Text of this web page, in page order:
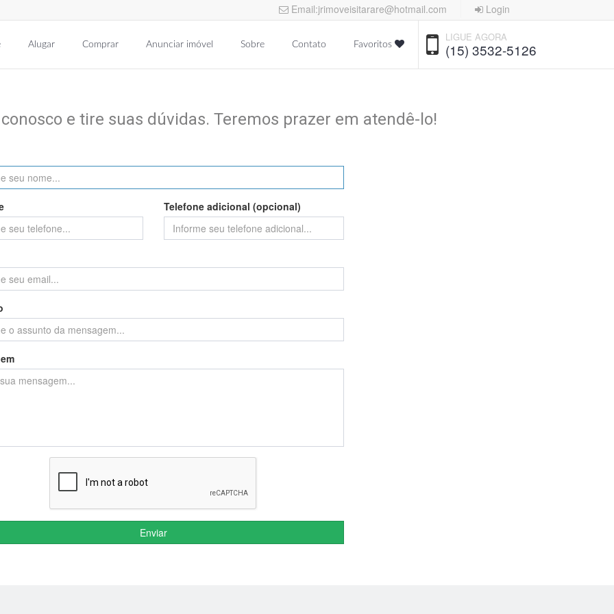
Email:jrimoveisitarare@hotmail.com Login
LIGUE AGORA
(15) 3532-5126
Alugar Comprar Anunciar imóvel Sobre Contato Favoritos
e tire suas dúvidas. Teremos prazer em atendê-lo!
Telefone adicional (opcional)